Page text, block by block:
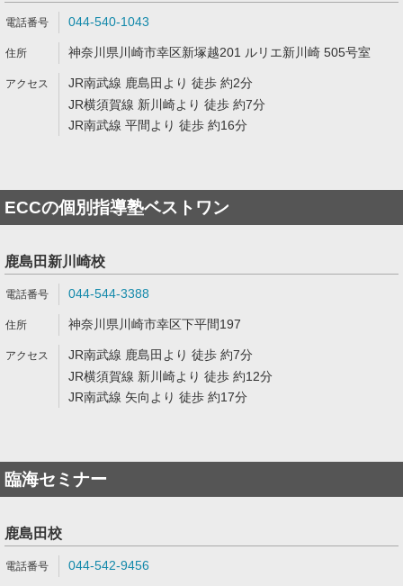
044-540-1043
神奈川県川崎市幸区新塚越201 ルリエ新川崎 505号室
JR南武線 鹿島田より 徒歩 約2分
JR横須賀線 新川崎より 徒歩 約7分
JR南武線 平間より 徒歩 約16分
ECCの個別指導塾ベストワン
鹿島田新川崎校
044-544-3388
神奈川県川崎市幸区下平間197
JR南武線 鹿島田より 徒歩 約7分
JR横須賀線 新川崎より 徒歩 約12分
JR南武線 矢向より 徒歩 約17分
臨海セミナー
鹿島田校
044-542-9456